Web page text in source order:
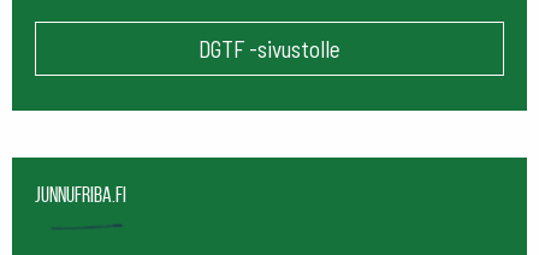
DGTF -sivustolle
Junnufriba.fi